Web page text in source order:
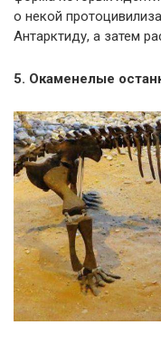
о некой
Антарктиду, а затем
5. Окаменелые